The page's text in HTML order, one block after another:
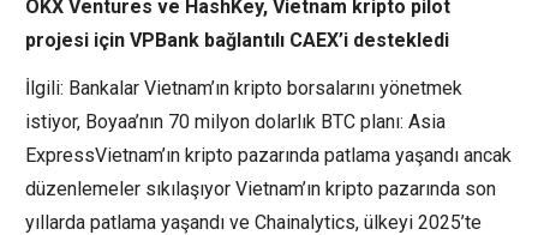
OKX Ventures ve HashKey, Vietnam kripto pilot
projesi için VPBank bağlantılı CAEX’i destekledi
İlgili: Bankalar Vietnam’ın kripto borsalarını yönetmek
istiyor, Boyaa’nın 70 milyon dolarlık BTC planı: Asia
ExpressVietnam’ın kripto pazarında patlama yaşandı ancak
düzenlemeler sıkılaşıyor Vietnam’ın kripto pazarında son
yıllarda patlama yaşandı ve Chainalytics, ülkeyi 2025’te